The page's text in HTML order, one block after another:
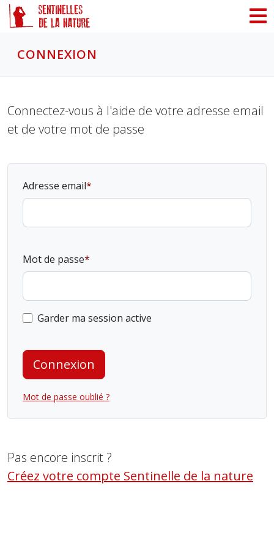
CONNEXION
Connectez-vous à l'aide de votre adresse email
et de votre mot de passe
Adresse email
Mot de passe
Garder ma session active
Connexion
Mot de passe oublié ?
Pas encore inscrit ?
Créez votre compte Sentinelle de la nature
Panneau de gestion des cookies